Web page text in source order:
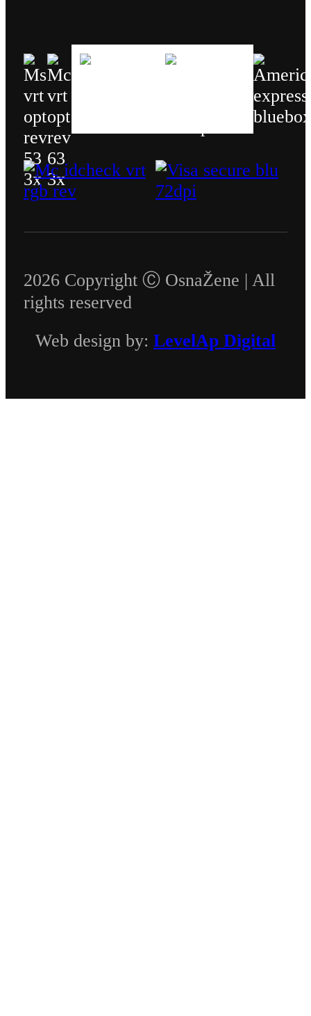
2026 Copyright Ⓒ OsnaŽene | All
rights reserved
Web design by: LevelAp Digital